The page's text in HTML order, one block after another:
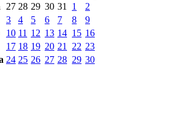
27 28 29 30 31 1
2
3 4 5 6 7 8
9
10 11 12 13 14 15 16
17 18 19 20 21 22 23
24 25 26 27 28 29 30